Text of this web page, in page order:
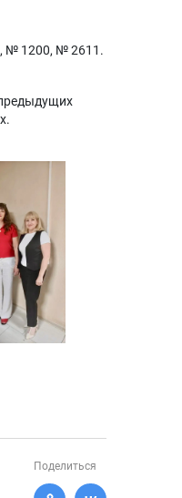
№ 1200, № 2611.
Поделиться